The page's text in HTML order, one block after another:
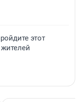
этот
жителей